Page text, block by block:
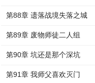
第88章 遗落战境失落之城
第89章 废物师徒二人组
第90章 坑还是那个深坑
第91章 我师父喜欢灭门